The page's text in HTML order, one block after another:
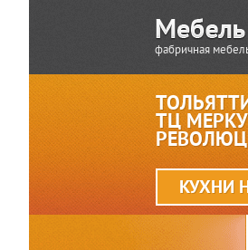
фабричная
ТЦ
КУХНИ